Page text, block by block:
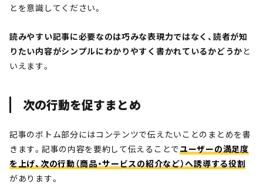
とを意識してください。
読みやすい記事に必要なのは巧みな表現力ではなく、読者が知
りたい内容がシンプルにわかりやすく書かれているかどうかと
いえます。
次の行動を促すまとめ
記事のボトム部分にはコンテンツで伝えたいことのまとめを書
きます。記事の内容を要約して伝えることでユーザーの満足度
を上げ、次の行動（商品・サービスの紹介など）へ誘導する役割
があります。